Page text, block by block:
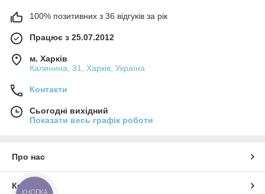
100% позитивних з 36 відгуків за рік
Працює з 25.07.2012
м. Харків
Калинина, 31, Харків, Україна
Контакти
Сьогодні вихідний
Показати весь графік роботи
Про нас
Контакти
КНОПКА